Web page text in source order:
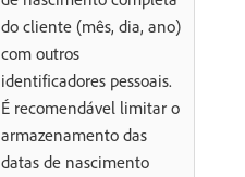
do cliente (mês, dia, ano)
com outros
identificadores pessoais.
É recomendável limitar o
armazenamento das
datas de nascimento